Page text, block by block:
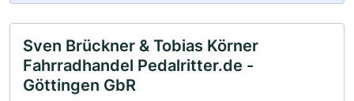
Sven Brückner & Tobias Körner
Fahrradhandel Pedalritter.de -
Göttingen GbR